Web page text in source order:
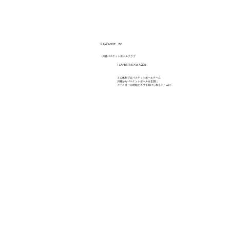
​KAWAGOE BC
３人体制プロバスケットボールチーム
川越からバスケットボールを全国に
ブースターに感動と喜びを届けられるチームに
​-川越バスケットボールクラブ
/ LAFESTA KAWAGOE